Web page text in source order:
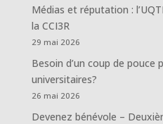
Médias et réputation :
la CCI3R
29 mai 2026
Besoin d’un coup de pouce
universitaires?
26 mai 2026
Devenez bénévole –